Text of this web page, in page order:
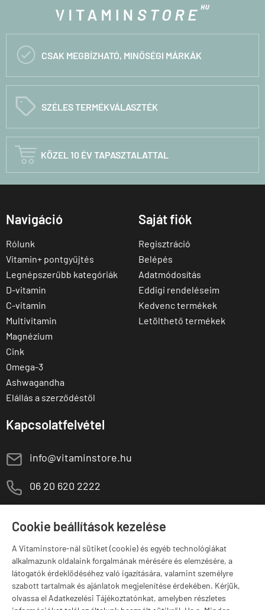
Cookie beállítások kezelése
A Vitaminstore-nál sütiket (cookie) és egyéb technológiákat
alkalmazunk oldalaink forgalmának mérésére és elemzésére, a
látogatók érdeklődéséhez való igazítására, valamint személyre
szabott tartalmak és ajánlatok megjelenítése érdekében. Kérjük,
olvassa el Adatkezelési Tájékoztatónkat, amelyben részletes
 CSAK MEGBÍZHATÓ, MINŐSÉGI MÁRKÁK
C SZÉLES TERMÉKVÁLASZTÉK
 KÖZEL 10 ÉV TAPASZTALATTAL
Navigáció
Rólunk
Vitamin+ pontgyűjtés
Legnépszerűbb kategóriák
D-vitamin
C-vitamin
Multivitamin
Magnézium
Cink
Omega-3
Ashwagandha
Elállás a szerződéstől
Saját fiók
Regisztráció
Belépés
Adatmódosítás
Eddigi rendeléseim
Kedvenc termékek
Letölthető termékek
Kapcsolatfelvétel
E info@vitaminstore.hu
M 06 20 620 2222
Szugló u. 83-85.
Márkák